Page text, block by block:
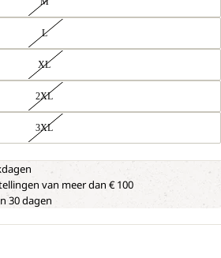
L
XL
2XL
3XL
van meer dan € 100
30 dagen